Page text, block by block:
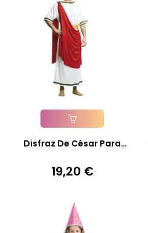
Añadir A La Cesta
Disfraz De César Para
Precio
19,20 €